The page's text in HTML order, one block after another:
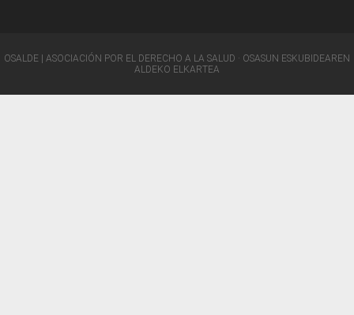
OSALDE | ASOCIACIÓN POR EL DERECHO A LA SALUD · OSASUN ESKUBIDEAREN
ALDEKO ELKARTEA